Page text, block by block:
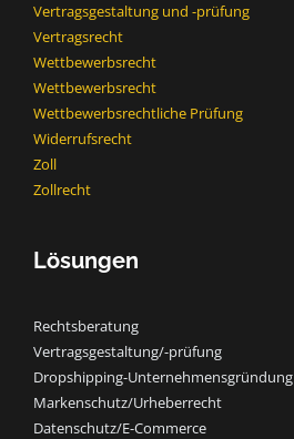
Vertragsgestaltung und -prüfung
Vertragsrecht
Wettbewerbsrecht
Wettbewerbsrecht​
Wettbewerbsrechtliche Prüfung
Widerrufsrecht
Zoll
Zollrecht
Lösungen
Rechtsberatung
Vertragsgestaltung/-prüfung
Dropshipping-Unternehmensgründung
Markenschutz/Urheberrecht
Datenschutz/E-Commerce